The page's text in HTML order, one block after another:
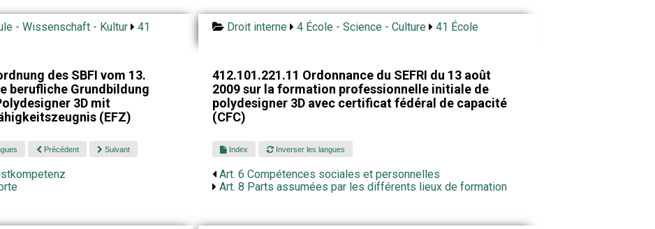
- Wissenschaft - Kultur
41
Droit interne 4 École - Science - Culture 41 École
des SBFI vom 13.
berufliche Grundbildung
3D mit
(EFZ)
412.101.221.11 Ordonnance du SEFRI du 13 août
2009 sur la formation professionnelle initiale de
polydesigner 3D avec certificat fédéral de capacité
(CFC)
Précédent Suivant Index Inverser les langues
Art. 6 Compétences sociales et personnelles
Art. 8 Parts assumées par les différents lieux de formation